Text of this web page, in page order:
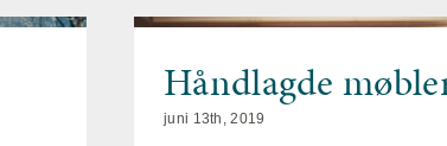
Håndlagde
juni 13th, 2019